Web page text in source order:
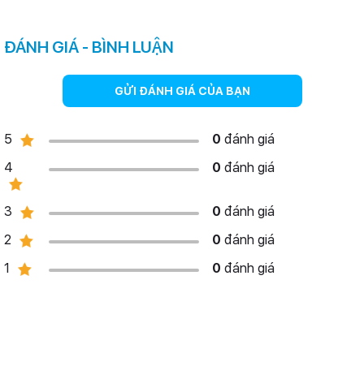
iPhone 12 Pro như một tấm kim loại nguyên khối được cắt phẳng.
ĐÁNH GIÁ - BÌNH LUẬN
GỬI ĐÁNH GIÁ CỦA BẠN
5 0 đánh giá
4
0 đánh giá
3 0 đánh giá
2
0 đánh giá
1
0 đánh giá